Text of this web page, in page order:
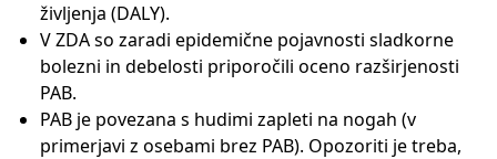
življenja (DALY).
V ZDA so zaradi epidemične pojavnosti sladkorne
bolezni in debelosti priporočili oceno razširjenosti
PAB.
PAB je povezana s hudimi zapleti na nogah (v
primerjavi z osebami brez PAB). Opozoriti je treba,